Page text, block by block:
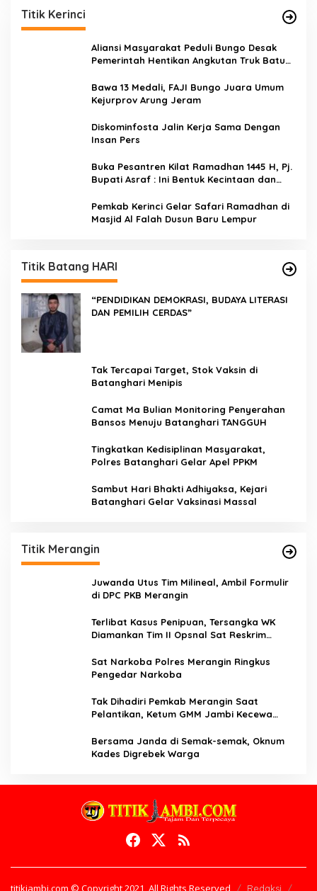
Titik Kerinci
Aliansi Masyarakat Peduli Bungo Desak
Pemerintah Hentikan Angkutan Truk Batu
Bawa 13 Medali, FAJI Bungo Juara Umum
Kejurprov Arung Jeram
Diskominfosta Jalin Kerja Sama Dengan
Insan Pers
Buka Pesantren Kilat Ramadhan 1445 H, Pj.
Bupati Asraf : Ini Bentuk Kecintaan dan
Kerinci
Pemkab Kerinci Gelar Safari Ramadhan di
Masjid Al Falah Dusun Baru Lempur
Titik Batang HARI
“PENDIDIKAN DEMOKRASI, BUDAYA LITERASI
DAN PEMILIH CERDAS”
Tak Tercapai Target, Stok Vaksin di
Batanghari Menipis
Camat Ma Bulian Monitoring Penyerahan
Bansos Menuju Batanghari TANGGUH
Tingkatkan Kedisiplinan Masyarakat,
Polres Batanghari Gelar Apel PPKM
Sambut Hari Bhakti Adhiyaksa, Kejari
Batanghari Gelar Vaksinasi Massal
Titik Merangin
Juwanda Utus Tim Milineal, Ambil Formulir
di DPC PKB Merangin
Terlibat Kasus Penipuan, Tersangka WK
Diamankan Tim II Opsnal Sat Reskrim
Sat Narkoba Polres Merangin Ringkus
Pengedar Narkoba
Tak Dihadiri Pemkab Merangin Saat
Pelantikan, Ketum GMM Jambi Kecewa
Bersama Janda di Semak-semak, Oknum
Kades Digrebek Warga
titikjambi.com © Copyright 2021, All Rights Reserved Redaksi